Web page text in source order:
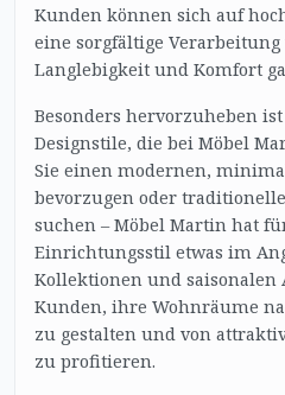
Kunden können sich auf
eine sorgfältige Verarbeitung
Langlebigkeit und Komfort
Besonders hervorzuheben
Designstile, die bei Möbel
Sie einen modernen,
bevorzugen oder
suchen – Möbel Martin hat
Einrichtungsstil etwas im
Kollektionen und saisonalen
Kunden, ihre Wohnräume
zu gestalten und von
zu profitieren.